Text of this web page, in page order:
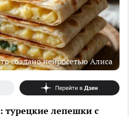
создано нейросетью Алиса
турецкие лепешки с